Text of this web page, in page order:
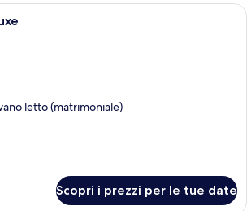
Una famiglia di quattro persone su
letto (matrimoniale)
Scopri i prezzi per le tue date